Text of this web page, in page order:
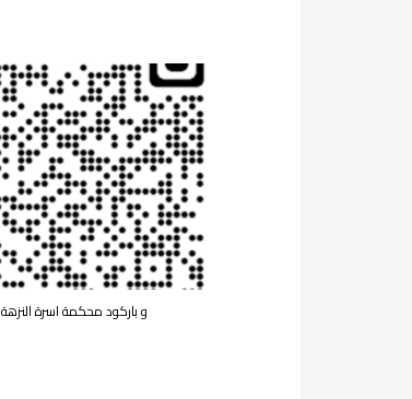
أجندة جلسات qr code و باركود محكمة اسرة النزهة